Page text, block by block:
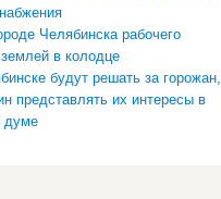
Челябинска рабочего
в колодце
будут решать за горожан,
представлять их интересы в
думе